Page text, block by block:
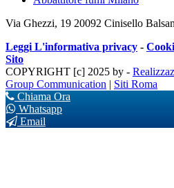
Via Ghezzi, 19 20092 Cinisello
Leggi L'informativa privacy -
Sito
COPYRIGHT [c] 2025 by -
Group Communication | Siti Roma
Chiama Ora
Whatsapp
Email